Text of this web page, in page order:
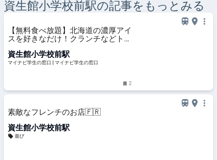
資生館小学校前駅の記事をもっとみる
【無料食べ放題】北海道の濃厚アイ
スを好きなだけ！クランチなどトッ
のホテルが最高すぎる #Z世代PICK
| マイナビ学生の窓口
資生館小学校前駅
マイナビ学生の窓口 | マイナビ学生の窓口
2
素敵なフレンチのお店🇫🇷
資生館小学校前駅
遊び